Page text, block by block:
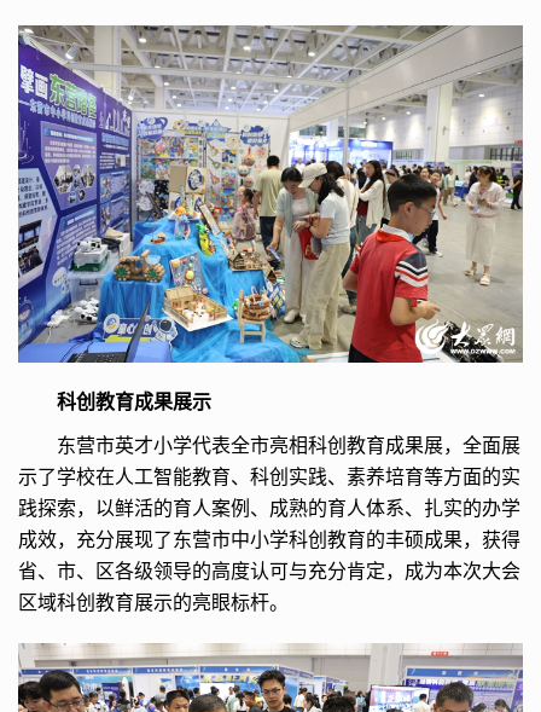
科创教育成果展示
东营市英才小学代表全市亮相科创教育成果展，全面展
示了学校在人工智能教育、科创实践、素养培育等方面的实
践探索，以鲜活的育人案例、成熟的育人体系、扎实的办学
成效，充分展现了东营市中小学科创教育的丰硕成果，获得
省、市、区各级领导的高度认可与充分肯定，成为本次大会
区域科创教育展示的亮眼标杆。